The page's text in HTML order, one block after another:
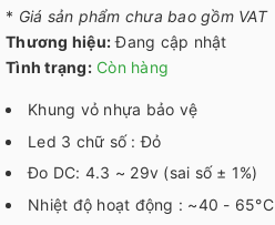
* Giá sản phẩm chưa bao gồm VAT
Thương hiệu: Đang cập nhật
Tình trạng: Còn hàng
Khung vỏ nhựa bảo vệ
Led 3 chữ số : Đỏ
Đo DC: 4.3 ~ 29v (sai số ± 1%)
Nhiệt độ hoạt động : ~40 - 65°C